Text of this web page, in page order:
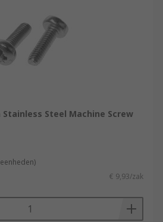
Stainless Steel Machine Screw
€ 9,93/zak